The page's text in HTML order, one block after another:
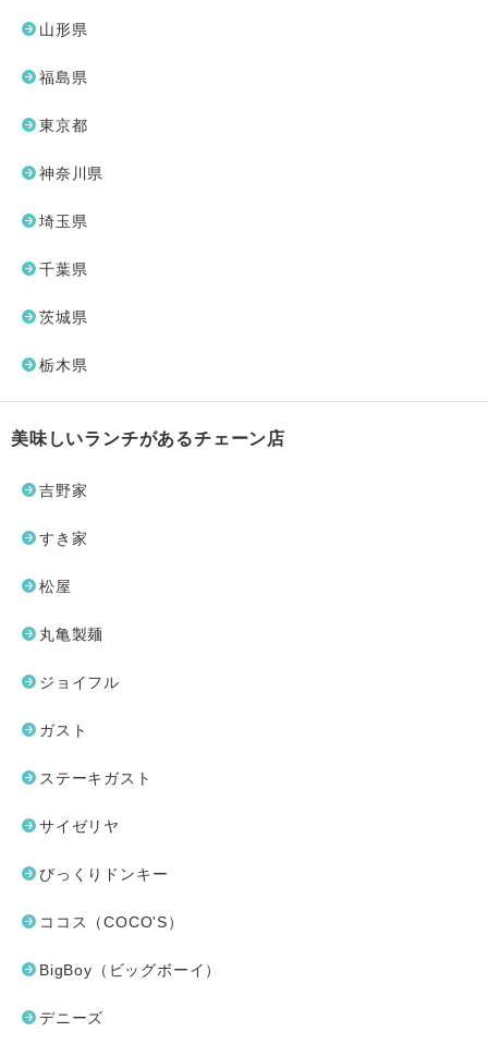
山形県
福島県
東京都
神奈川県
埼玉県
千葉県
茨城県
栃木県
美味しいランチがあるチェーン店
吉野家
すき家
松屋
丸亀製麺
ジョイフル
ガスト
ステーキガスト
サイゼリヤ
びっくりドンキー
ココス（COCO'S）
BigBoy（ビッグボーイ）
デニーズ